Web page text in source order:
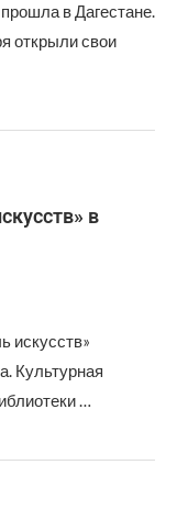
в Дагестане.
открыли свои
в
искусств»
Культурная
…